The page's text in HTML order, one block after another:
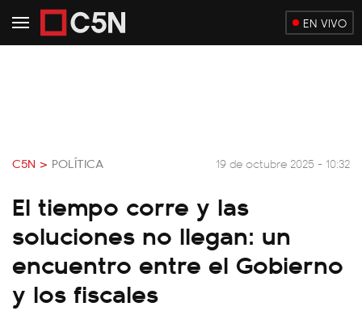
EN VIVO
C5N > POLÍTICA 19 de octubre 2025 - 10:32
El tiempo corre y las
soluciones no llegan: un
encuentro entre el Gobierno
y los fiscales